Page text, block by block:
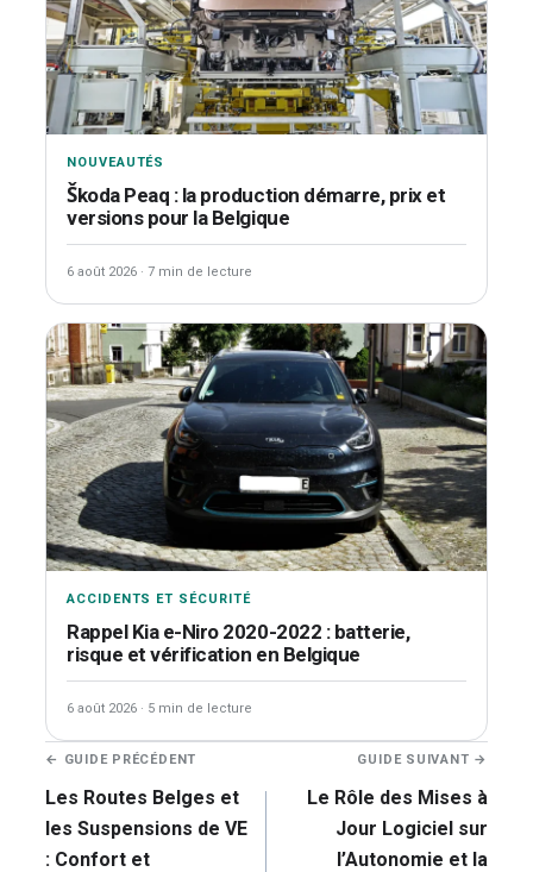
NOUVEAUTÉS
Škoda Peaq : la production démarre, prix et
versions pour la Belgique
6 août 2026 · 7 min de lecture
ACCIDENTS ET SÉCURITÉ
Rappel Kia e-Niro 2020-2022 : batterie,
risque et vérification en Belgique
6 août 2026 · 5 min de lecture
Navigation
de
l’article
← GUIDE PRÉCÉDENT
Les Routes Belges et
les Suspensions de VE
: Confort et
GUIDE SUIVANT →
Le Rôle des Mises à
Jour Logiciel sur
l’Autonomie et la